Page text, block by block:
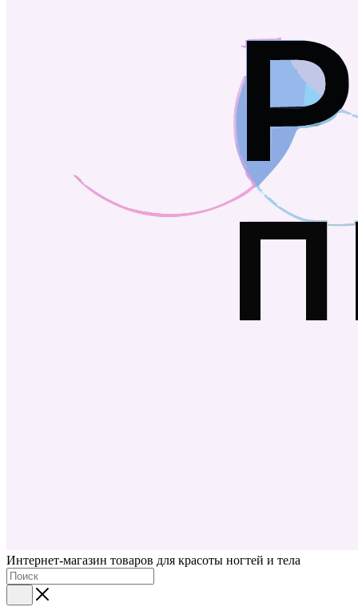
Интернет-магазин товаров для красоты ногтей и тела